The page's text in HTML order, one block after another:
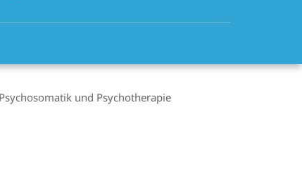
und Psychotherapie